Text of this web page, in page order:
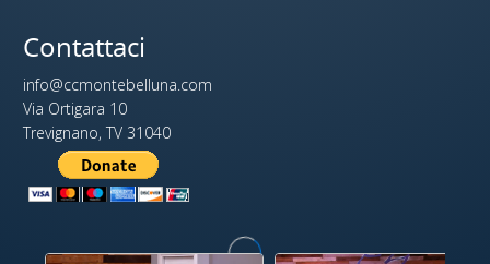
Contattaci
info@ccmontebelluna.com
Via Ortigara 10
Trevignano, TV 31040